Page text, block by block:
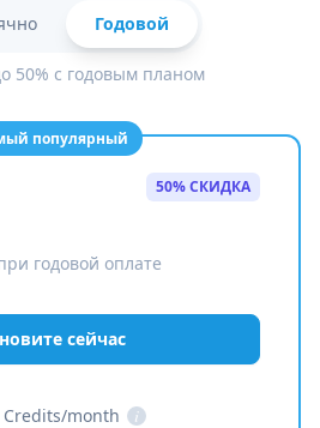
Годовой
50% с годовым планом
популярный
50% СКИДКА
годовой оплате
сейчас
Credits/month
i